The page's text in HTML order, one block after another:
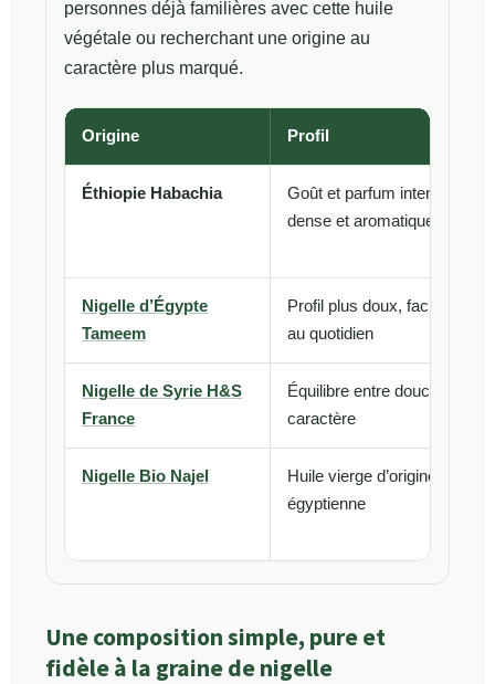
personnes déjà familières avec cette huile
végétale ou recherchant une origine au
caractère plus marqué.
Origine Profil
Éthiopie Habachia
Goût et parfum intenses,
dense et aromatique
Nigelle d’Égypte
Tameem
Profil plus doux, facile à
au quotidien
Nigelle de Syrie H&S
France
Équilibre entre douceur et
caractère
Nigelle Bio Najel
Huile vierge d’origine
égyptienne
Une composition simple, pure et
fidèle à la graine de nigelle